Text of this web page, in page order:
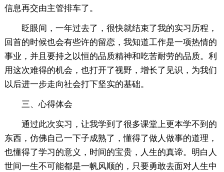
信息再交由主管排车了。
眨眼间，一年过去了，很快就结束了我的实习历程，
回首的时候也会有些许的留恋，我知道工作是一项热情的
事业，并且要持之以恒的品质精神和吃苦耐劳的品质。利
用这次难得的机会，也打开了视野，增长了见识，为我们
以后进一步走向社会打下坚实的基础。
三、心得体会
通过此次实习，让我学到了很多课堂上更本学不到的
东西，仿佛自己一下子成熟了，懂得了做人做事的道理，
也懂得了学习的意义，时间的宝贵，人生的真谛。明白人
世间一生不可能都是一帆风顺的，只要勇敢去面对人生中